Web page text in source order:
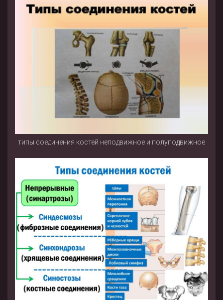
типы соединения костей неподвижное и полуподвижное